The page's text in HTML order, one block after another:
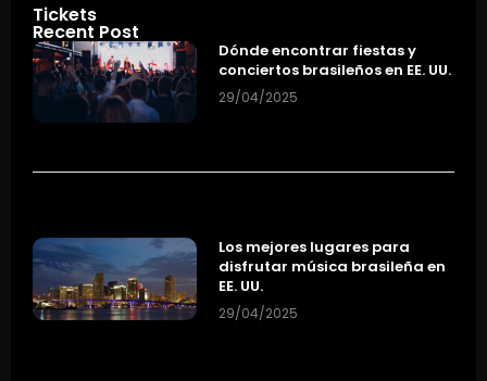
Tickets
Recent Post
Dónde encontrar fiestas y
conciertos brasileños en EE. UU.
29/04/2025
Los mejores lugares para
disfrutar música brasileña en
EE. UU.
29/04/2025